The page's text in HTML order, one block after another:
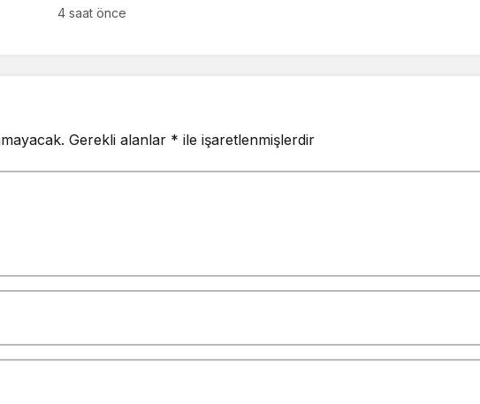
Kasapoğlu: “10 bin sayfayı
4 saat önce
Gerekli alanlar * ile işaretlenmişlerdir